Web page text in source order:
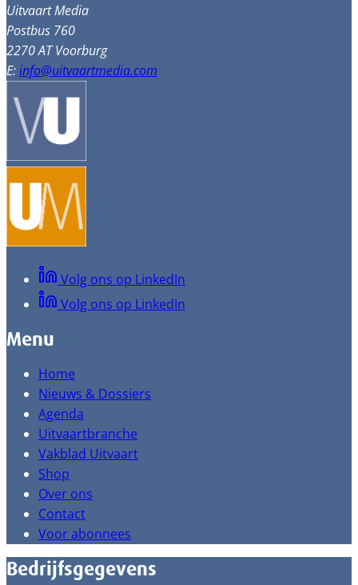
Uitvaart Media
Postbus 760
2270 AT Voorburg
E:info@uitvaartmedia.com
Volg ons op LinkedIn
Volg ons op LinkedIn
Menu
Home
Nieuws & Dossiers
Agenda
Uitvaartbranche
Vakblad Uitvaart
Shop
Over ons
Contact
Voor abonnees
Bedrijfsgegevens